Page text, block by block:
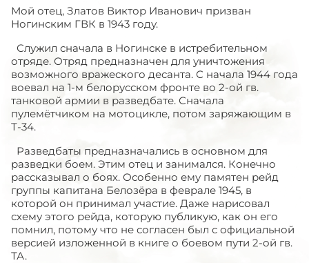
Мой отец, Златов Виктор Иванович призван
Ногинским ГВК в 1943 году.
Служил сначала в Ногинске в истребительном
отряде. Отряд предназначен для уничтожения
возможного вражеского десанта. С начала 1944 года
воевал на 1-м белорусском фронте во 2-ой гв.
танковой армии в разведбате. Сначала
пулемётчиком на мотоцикле, потом заряжающим в
Т-34.
Разведбаты предназначались в основном для
разведки боем. Этим отец и занимался. Конечно
рассказывал о боях. Особенно ему памятен рейд
группы капитана Белозёра в феврале 1945, в
которой он принимал участие. Даже нарисовал
схему этого рейда, которую публикую, как он его
помнил, потому что не согласен был с официальной
версией изложенной в книге о боевом пути 2-ой гв.
ТА.